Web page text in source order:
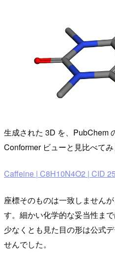
生成された 3D を、PubChem
Conformer ビューと見比べてみ
Caffeine | C8H10N4O2 | CID
座標そのものは一致しません
す。細かい化学的な妥当性ま
少なくとも見た目の形は公式
せんでした。